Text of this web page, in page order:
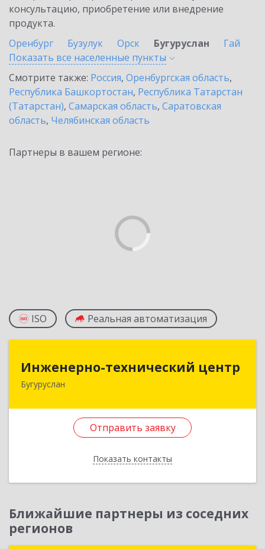
консультацию, приобретение или внедрение
продукта.
Оренбург
Бузулук Орск Бугуруслан
Гай
Показать все населенные пункты
Смотрите также: Россия, Оренбургская область,
Республика Башкортостан, Республика Татарстан
(Татарстан), Самарская область, Саратовская
область, Челябинская область
Партнеры в вашем регионе:
ISO Реальная автоматизация
Инженерно-технический центр
Бугуруслан
Отправить заявку
Показать контакты
Инженерно-технический центр
461633, Оренбургская обл, Бугуруслан г,
Отправить заявку
Назад
Ближайшие партнеры из соседних
регионов